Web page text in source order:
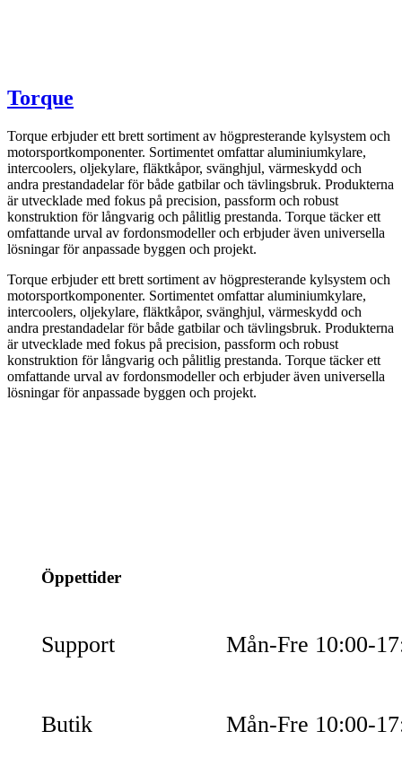
Torque
Torque erbjuder ett brett sortiment av högpresterande kylsystem och
motorsportkomponenter. Sortimentet omfattar aluminiumkylare,
intercoolers, oljekylare, fläktkåpor, svänghjul, värmeskydd och
andra prestandadelar för både gatbilar och tävlingsbruk. Produkterna
är utvecklade med fokus på precision, passform och robust
konstruktion för långvarig och pålitlig prestanda. Torque täcker ett
omfattande urval av fordonsmodeller och erbjuder även universella
lösningar för anpassade byggen och projekt.
Torque erbjuder ett brett sortiment av högpresterande kylsystem och
motorsportkomponenter. Sortimentet omfattar aluminiumkylare,
intercoolers, oljekylare, fläktkåpor, svänghjul, värmeskydd och
andra prestandadelar för både gatbilar och tävlingsbruk. Produkterna
är utvecklade med fokus på precision, passform och robust
konstruktion för långvarig och pålitlig prestanda. Torque täcker ett
omfattande urval av fordonsmodeller och erbjuder även universella
lösningar för anpassade byggen och projekt.
Öppettider
Support Mån-Fre 10:00-
Butik Mån-Fre 10:00-